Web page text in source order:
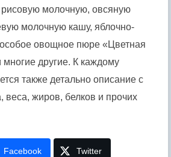
рисовую молочную, овсяную
молочную кашу, яблочно-
овощное пюре «Цветная
многие другие. К каждому
также детально описание с
веса, жиров, белков и прочих
Facebook Twitter